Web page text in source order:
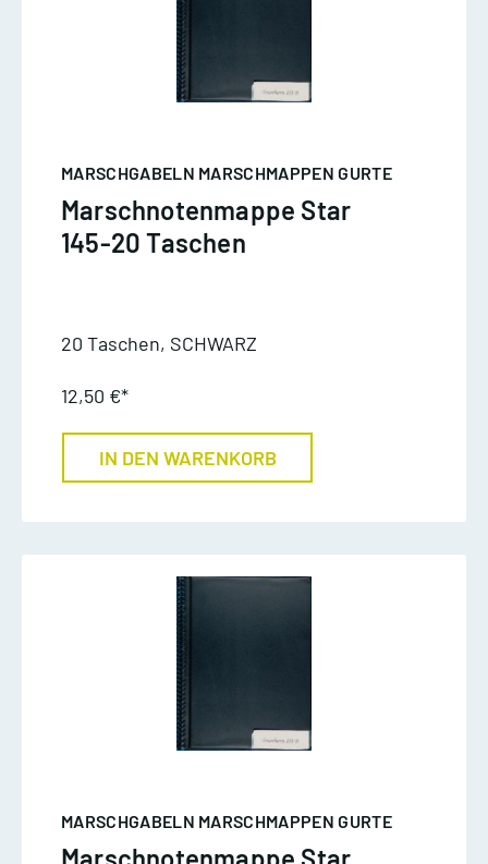
MARSCHGABELN MARSCHMAPPEN GURTE
Marschnotenmappe Star
145-20 Taschen
20 Taschen, SCHWARZ
12,50 €*
IN DEN WARENKORB
MARSCHGABELN MARSCHMAPPEN GURTE